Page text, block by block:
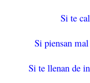
Si te
Si piensan
Si te llenan de